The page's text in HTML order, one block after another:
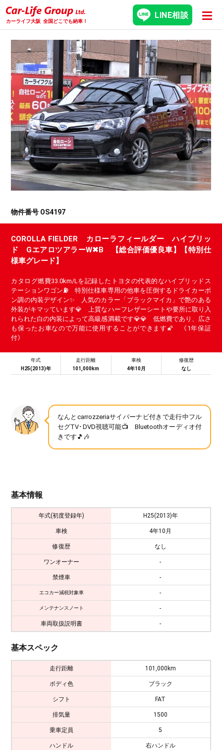
カーライフ大阪 全国どこでも納車！
LINE相談
物件番号 OS4197
COROLLA FIELDER カローラフィールダー ハイブリッ
ド GエアロツアラーW✖B 【総合評価優良車】【特別仕
様車グレード】
カタログ燃費33.0km/Lを記録したトヨタの代表的なハイブリッドス
テーションワゴン⛽ 特別仕様車専用の他車を圧倒するドライカーボ
ン調の内装デザイン✨ 人気のカラー「ブラックマイカ」で艶のある
外装がキマッています💎 上質なハーフレザーシートや要所に取り入
れられた白の内装によって高級感満載です💎💎 低燃費であり、広さ
も保ったお車なので万能に使用することができます🌠 《1年保証
付》
年式
H25(2013)年
走行距離
101,000km
車検
4年10月
修復歴
なし
なんとcarrozzeriaサイバーナビ付きで走行中フル
セグTV･DVD視聴可能📺 Bluetoothオーディオ付
きです🎵🎶
基本情報
年式(初度登録年) H25(2013)年
車検 4年10月
修復歴 なし
ワンオーナー -
禁煙車 -
エコカー減税対象車 -
メンテナンスノート -
車両取扱説明書 -
基本スペック
走行距離 101,000km
ボディ色 ブラック
シフト FAT
排気量 1500
乗車定員 5
ハンドル 右ハンドル